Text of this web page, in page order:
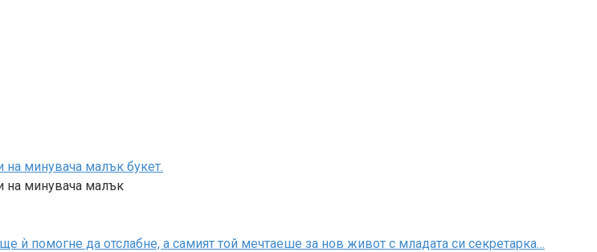
минувача малък букет.
на минувача малък
ѝ помогне да отслабне, а самият той мечтаеше за нов живот с младата си секретарка…